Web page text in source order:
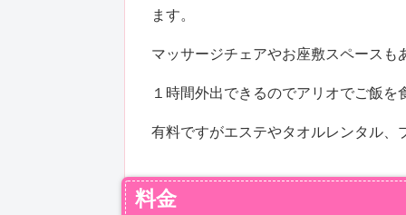
ます。
マッサージチェアやお座敷スペース
１時間外出できるのでアリオでご飯
有料ですがエステやタオルレンタル
料金